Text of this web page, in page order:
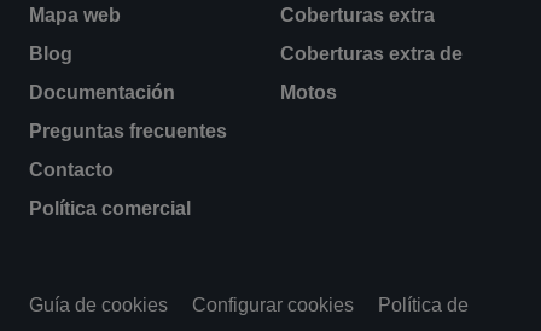
Mapa web
Blog
Documentación
Preguntas frecuentes
Contacto
Política comercial
Coberturas extra
Coberturas extra de
Motos
Guía de cookies Configurar cookies
Política de